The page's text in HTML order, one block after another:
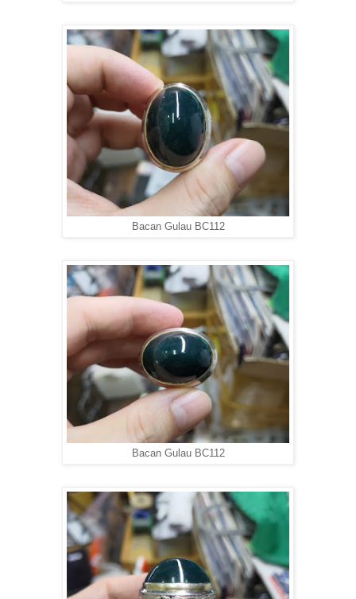
Bacan Gulau BC112
Bacan Gulau BC112